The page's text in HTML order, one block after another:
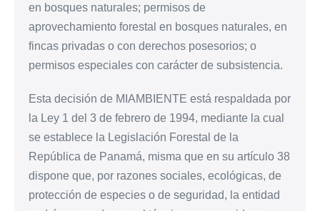
en bosques naturales; permisos de
aprovechamiento forestal en bosques naturales, en
fincas privadas o con derechos posesorios; o
permisos especiales con carácter de subsistencia.
Esta decisión de MIAMBIENTE está respaldada por
la Ley 1 del 3 de febrero de 1994, mediante la cual
se establece la Legislación Forestal de la
República de Panamá, misma que en su artículo 38
dispone que, por razones sociales, ecológicas, de
protección de especies o de seguridad, la entidad